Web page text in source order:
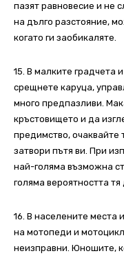
пазят равновесие и не
на дълго разстояние,
когато ги заобикаляте.
15. В малките градчета
срещнете каруца,
много предпазливи.
кръстовището и да
предимство, очаквайте
затвори пътя ви. При
най-голяма възможна
голяма вероятността
16. В населените места
на мотопеди и
неизправни. Юношите,